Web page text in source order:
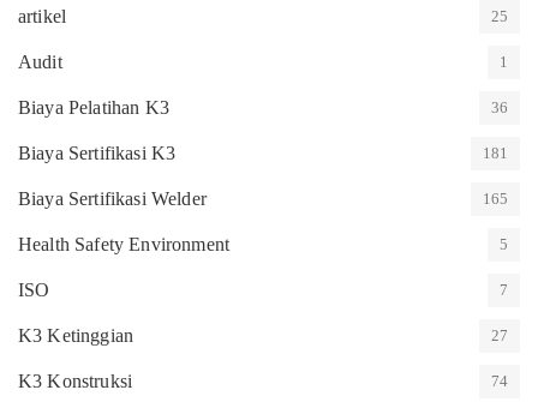
artikel 25
Audit 1
Biaya Pelatihan K3 36
Biaya Sertifikasi K3 181
Biaya Sertifikasi Welder 165
Health Safety Environment 5
ISO 7
K3 Ketinggian 27
K3 Konstruksi 74